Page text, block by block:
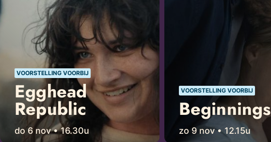
VOORSTELLING VOORBIJ
Egghead
Republic
do 6 nov • 16.30u
VOORSTELLING VOORBIJ
Beginnings
zo 9 nov • 12.15u